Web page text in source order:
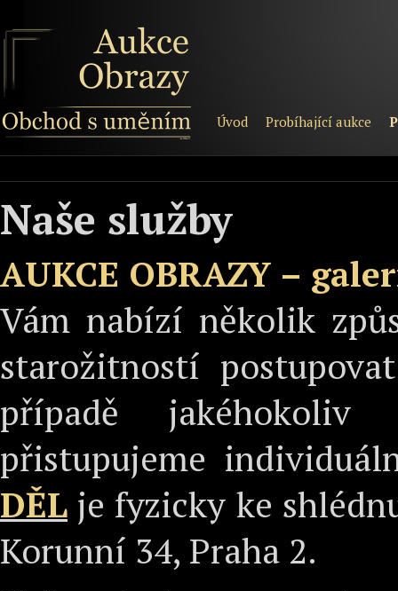
Úvod Probíhající aukce
Naše služby
AUKCE OBRAZY –
Vám nabízí několik
starožitností
případě
přistupujeme
DĚL je fyzicky ke
Korunní 34, Praha 2.